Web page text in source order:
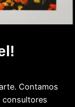
Contamos
consultores